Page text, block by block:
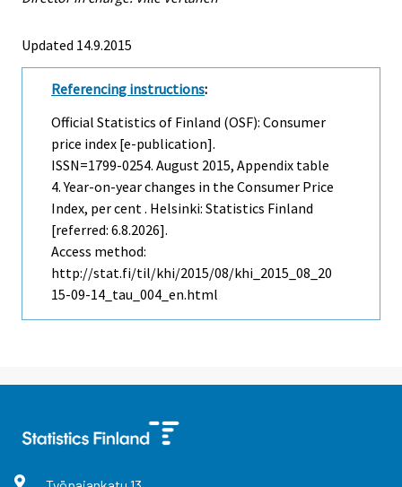
Updated 14.9.2015
Referencing instructions:
Official Statistics of Finland (OSF): Consumer
price index [e-publication].
ISSN=1799-0254. August 2015, Appendix table
4. Year-on-year changes in the Consumer Price
Index, per cent . Helsinki: Statistics Finland
[referred: 6.8.2026].
Access method:
http://stat.fi/til/khi/2015/08/khi_2015_08_20
15-09-14_tau_004_en.html